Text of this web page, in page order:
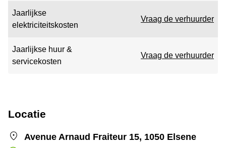
Jaarlijkse
elektriciteitskosten
Vraag de verhuurder
Jaarlijkse huur &
servicekosten
Vraag de verhuurder
Locatie
Avenue Arnaud Fraiteur 15, 1050 Elsene